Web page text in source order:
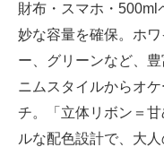
財布・スマホ・500ml
妙な容量を確保。ホ
ー、グリーンなど、
ニムスタイルからオ
チ。「立体リボン＝
ルな配色設計で、大